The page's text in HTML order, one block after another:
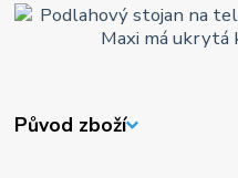
Původ zboží